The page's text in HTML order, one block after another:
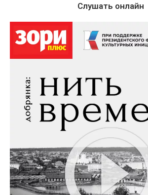
Слушать онлайн